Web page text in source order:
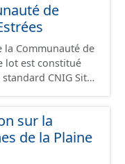
de
la Communauté de
lot est constitué
CNIG Sites
sur la
de la Plaine